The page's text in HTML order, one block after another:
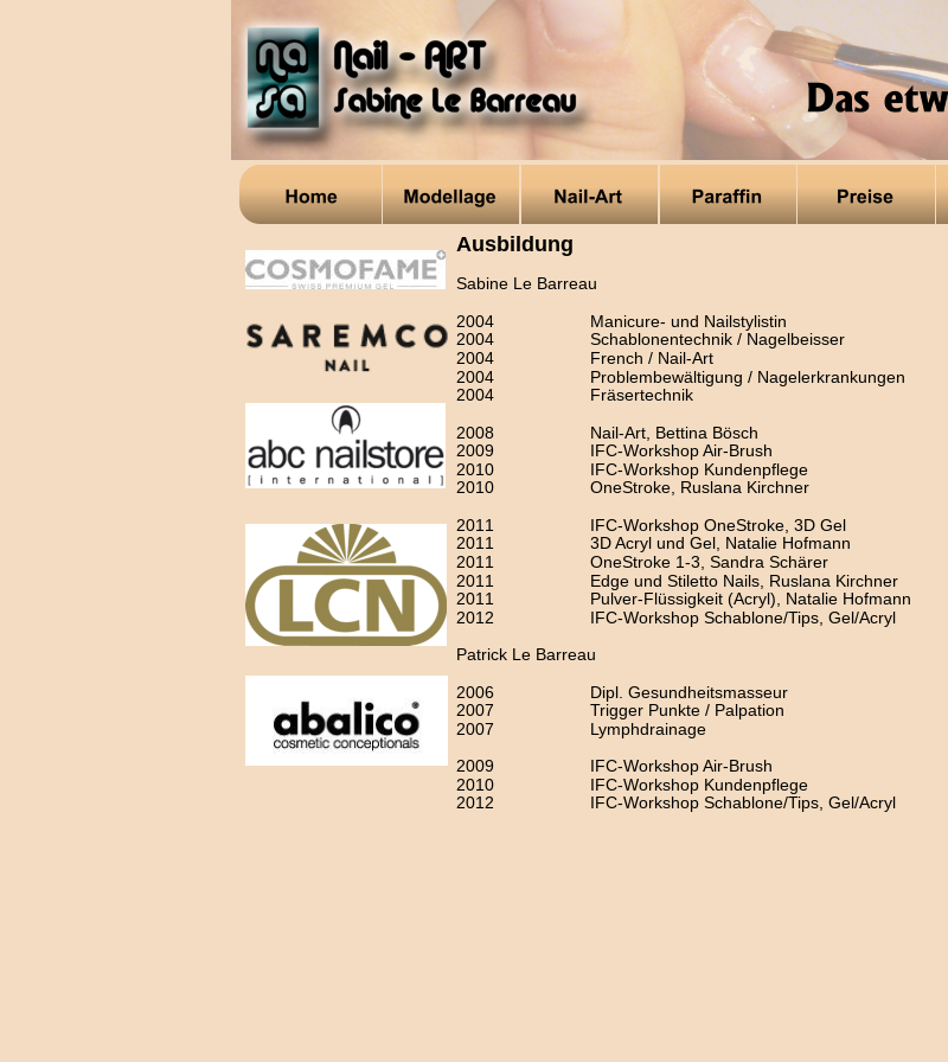
Ausbildung
Sabine Le Barreau
2004
Manicure- und Nailstylistin
2004
Schablonentechnik / Nagelbeisser
2004
French / Nail-Art
2004
Problembewältigung / Nagelerkrankungen
2004
Fräsertechnik
2008
Nail-Art, Bettina Bösch
2009
IFC-Workshop Air-Brush
2010
IFC-Workshop Kundenpflege
2010
OneStroke, Ruslana Kirchner
2011
IFC-Workshop OneStroke, 3D Gel
2011
3D Acryl und Gel, Natalie Hofmann
2011
OneStroke 1-3, Sandra Schärer
2011
Edge und Stiletto Nails, Ruslana Kirchner
2011
Pulver-Flüssigkeit (Acryl), Natalie Hofmann
2012
IFC-Workshop Schablone/Tips, Gel/Acryl
Patrick Le Barreau
2006
Dipl. Gesundheitsmasseur
2007
Trigger Punkte / Palpation
2007
Lymphdrainage
2009
IFC-Workshop Air-Brush
2010
IFC-Workshop Kundenpflege
2012
IFC-Workshop Schablone/Tips, Gel/Acryl